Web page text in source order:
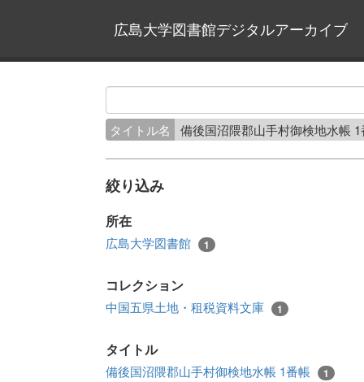
広島大学図書館デジタルアーカイブ
タイトル名 備後国沼隈郡山手村御検地水帳
絞り込み
所在
広島大学図書館 1
コレクション
中国五県土地・租税資料文庫 1
タイトル
備後国沼隈郡山手村御検地水帳 1番帳 1